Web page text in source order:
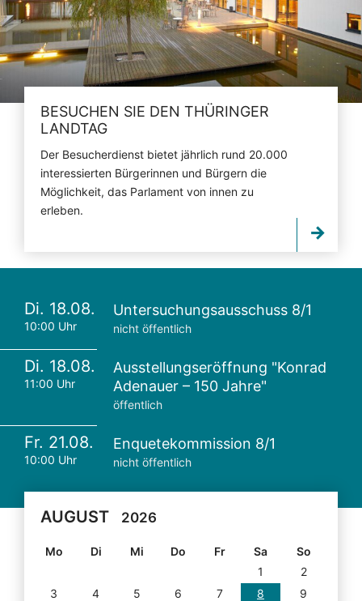
BESUCHEN SIE DEN THÜRINGER
LANDTAG
Der Besucherdienst bietet jährlich rund 20.000
interessierten Bürgerinnen und Bürgern die
Möglichkeit, das Parlament von innen zu
erleben.
Di. 18.08.
10:00 Uhr
Untersuchungsausschuss 8/1
nicht öffentlich
Di. 18.08.
11:00 Uhr
Ausstellungseröffnung "Konrad
Adenauer – 150 Jahre"
öffentlich
Fr. 21.08.
10:00 Uhr
Enquetekommission 8/1
nicht öffentlich
AUGUST 2026
Mo Di Mi Do Fr Sa
So
1
2
3
4 5 6 7 8
9